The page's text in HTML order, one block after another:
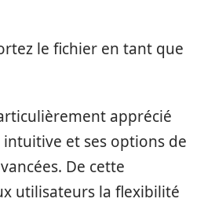
le fichier en tant que
apprécié
et ses options de
De cette
utilisateurs la flexibilité